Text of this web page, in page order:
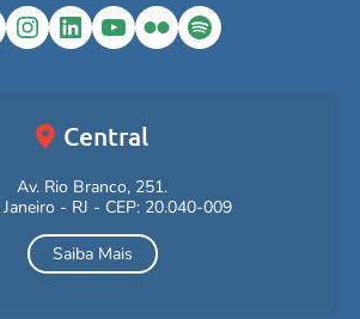
ouvidoria@clubemilitar.com.br
comsocial@clubemilitar.com.br
hotel@clubemilitar.com.br
Proteção de Dados
dados no Clube Militar:
Aires.
Instagram
LinkedIn
YouTube
FlickrSpotify
Central
Av. Rio Branco, 251.
Janeiro - RJ - CEP: 20.040-009
Saiba Mais